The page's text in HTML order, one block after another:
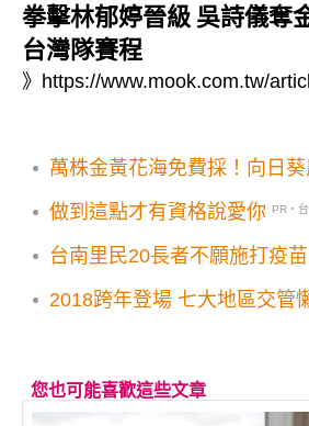
拳擊林郁婷晉級 吳詩儀奪
台灣隊賽程
》 https://www.mook.com.tw/
萬株金黃花海免費採！向日
做到這點才有資格說愛你 PR・
台南里民20長者不願施打疫
2018跨年登場 七大地區交管
您也可能喜歡這些文章